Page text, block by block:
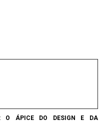
O ÁPICE DO DESIGN E DA